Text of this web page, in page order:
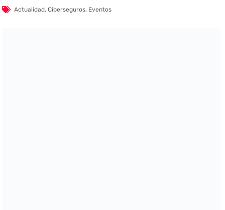
Actualidad,Ciberseguros, Eventos